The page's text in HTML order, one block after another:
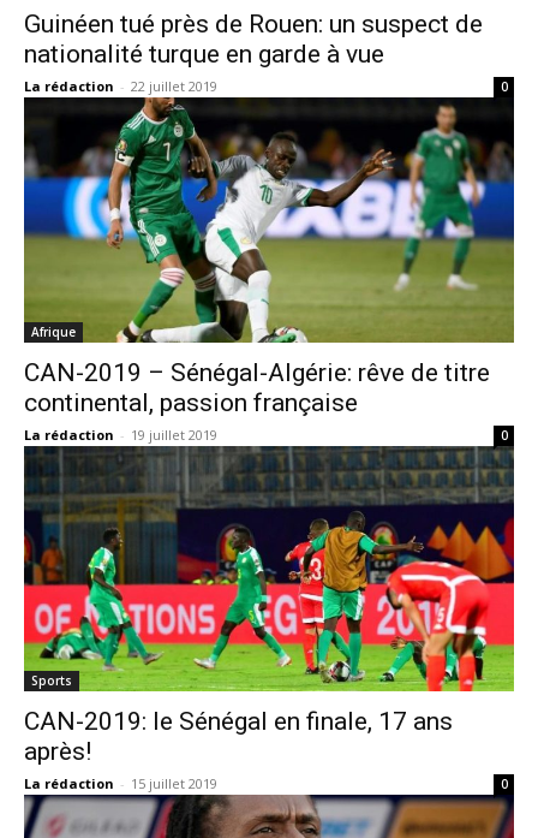
Guinéen tué près de Rouen: un suspect de
nationalité turque en garde à vue
La rédaction - 22 juillet 2019 0
Afrique
CAN-2019 – Sénégal-Algérie: rêve de titre
continental, passion française
La rédaction - 19 juillet 2019 0
Sports
CAN-2019: le Sénégal en finale, 17 ans
après!
La rédaction - 15 juillet 2019 0